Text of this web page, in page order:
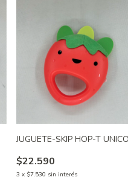
JUGUETE-SKIP HOP-T UNICO
$22.590
3 x $7.530 sin interés